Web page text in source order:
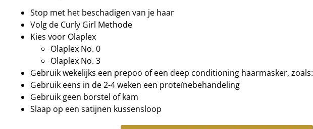
Stop met het beschadigen van je haar
Volg de Curly Girl Methode
Kies voor Olaplex
Olaplex No. 0
Olaplex No. 3
Gebruik wekelijks een prepoo of een deep conditioning haarmasker, zoals:
Gebruik eens in de 2-4 weken een proteïnebehandeling
Gebruik geen borstel of kam
Slaap op een satijnen kussensloop